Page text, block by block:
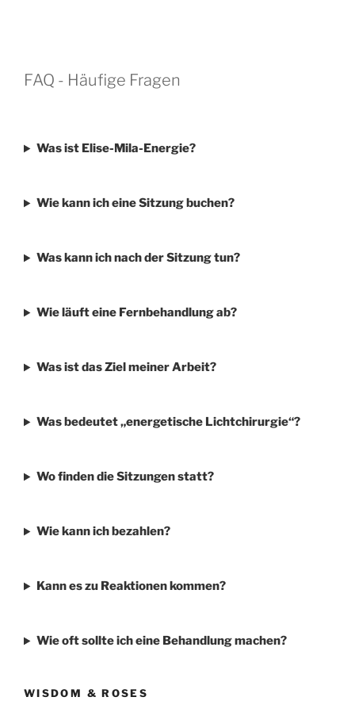
FAQ - Häufige Fragen
Was ist Elise-Mila-Energie?
Wie kann ich eine Sitzung buchen?
Was kann ich nach der Sitzung tun?
Wie läuft eine Fernbehandlung ab?
Was ist das Ziel meiner Arbeit?
Was bedeutet „energetische Lichtchirurgie“?
Wo finden die Sitzungen statt?
Wie kann ich bezahlen?
Kann es zu Reaktionen kommen?
Wie oft sollte ich eine Behandlung machen?
WISDOM & ROSES